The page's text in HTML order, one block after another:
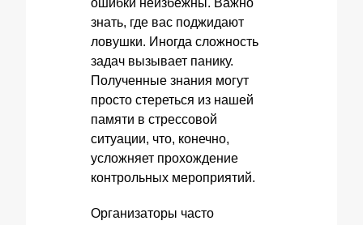
ошибки неизбежны. Важно
знать, где вас поджидают
ловушки. Иногда сложность
задач вызывает панику.
Полученные знания могут
просто стереться из нашей
памяти в стрессовой
ситуации, что, конечно,
усложняет прохождение
контрольных мероприятий.
Организаторы часто